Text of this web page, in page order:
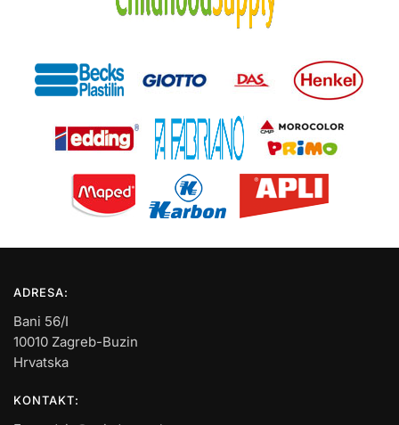
ADRESA:
Bani 56/I
10010 Zagreb-Buzin
Hrvatska
KONTAKT: